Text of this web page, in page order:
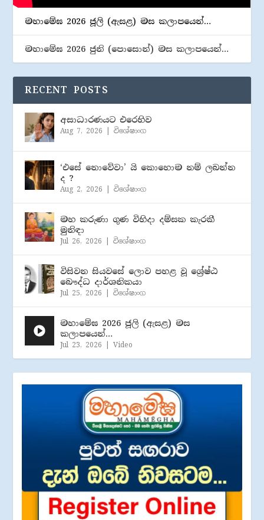
මහාමේඝ 2026 ජූලි (​ඇසළ) මස කලාපයෙන්…
මහාමේඝ 2026 ජුනි (​පොසොන්) මස කලාපයෙන්…
RECENT POSTS
අසාධාරණයට එරෙහිව
Aug 7, 2026 |විශේෂාංග
‘එසේ නොවේවා’ යි කොහොම නම් ලබන්න
ද ?
Aug 2, 2026 |විශේෂාංග
මහ කරුණා ගුණ විහිදා දම්සක කැරකී
මුනිඳා
Jul 26, 2026 |විශේෂාංග
විසිවන සියවසේ ලොව පහළ වූ ශ්‍රේෂ්ඨ
බෞද්ධ දාර්ශනිකයා
Jul 25, 2026 |විශේෂාංග
මහාමේඝ 2026 ජූලි (​ඇසළ) මස
කලාපයෙන්…
Jul 23, 2026 |Video